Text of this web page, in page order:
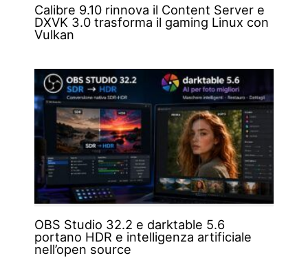
Calibre 9.10 rinnova il Content Server e
DXVK 3.0 trasforma il gaming Linux con
Vulkan
OBS Studio 32.2 e darktable 5.6
portano HDR e intelligenza artificiale
nell’open source